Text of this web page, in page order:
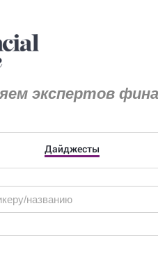
экспертов
Дайджесты